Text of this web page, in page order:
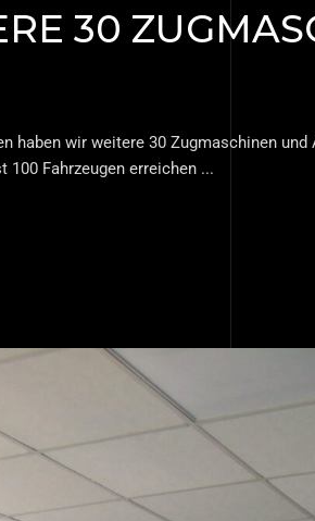
30
haben wir weitere 30 Zugmaschinen
100 Fahrzeugen erreichen